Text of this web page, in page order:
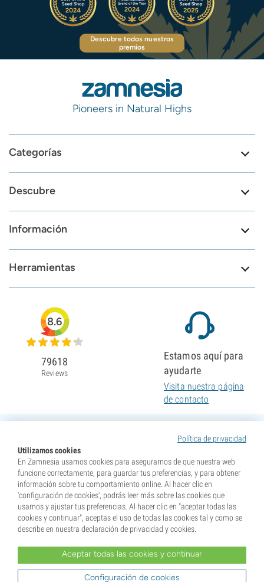
Descubre todos nuestros
premios
Pioneers in Natural Highs
Categorías
Descubre
Información
Herramientas
Política de privacidad
Utilizamos cookies
En Zamnesia usamos cookies para asegurarnos de que nuestra web
funcione correctamente, para guardar tus preferencias, y para obtener
información sobre tu comportamiento online. Al hacer clic en
'configuración de cookies', podrás leer más sobre las cookies que
usamos y ajustar tus preferencias. Al hacer clic en "aceptar todas las
cookies y continuar", aceptas el uso de todas las cookies tal y como se
describe en nuestra declaración de privacidad y cookies.
Aceptar todas las cookies y continuar
Configuración de cookies
8.6
79618
Reviews
Estamos aquí para
ayudarte
Visita nuestra página
de contacto
* Nuestras semillas se venden como suvenires. La germinación de semillas es ilegal en muchos
tu lugar de residencia y que conoces las normativas locales. También eximes de toda responsabilidad a